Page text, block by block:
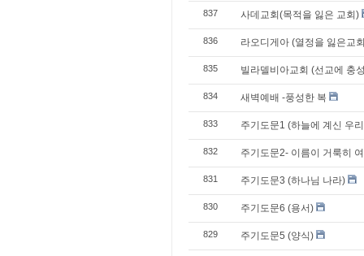
837 사데교회(목적을 잃은 교회)
836 라오디게아 (열정을 잃은교
835 빌라델비아교회 (선교에 충
834 새벽예배 -풍성한 복
833 주기도문1 (하늘에 계신 우
832 주기도문2- 이름이 거룩히
831 주기도문3 (하나님 나라)
830 주기도문6 (용서)
829 주기도문5 (양식)